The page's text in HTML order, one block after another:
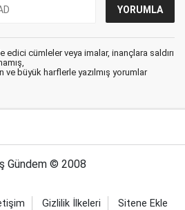
edici cümleler veya imalar, inançlara saldırı
ve büyük harflerle yazılmış yorumlar
Gündem © 2008
Gizlilik İlkeleri Sitene Ekle